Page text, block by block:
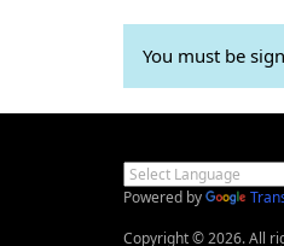
You must be
Powered by
Copyright © 2026. All